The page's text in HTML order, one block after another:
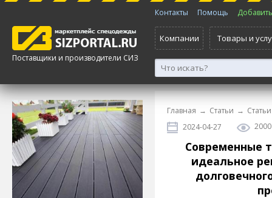
Поставщики и производители СИЗ
Контакты Помощь
Компании Товары и
Главная → Статьи →
2024-04-27
Современные
идеальное